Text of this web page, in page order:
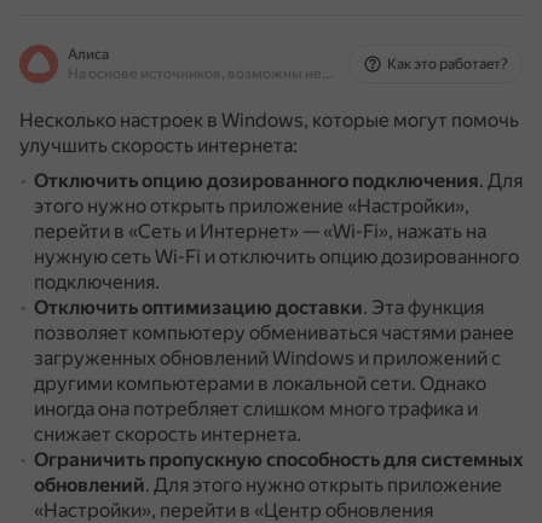
Алиса
На основе источников, возможны неточности
Как это работает?
Несколько настроек в Windows, которые могут помочь
улучшить скорость интернета:
Отключить опцию дозированного подключения. Для
этого нужно открыть приложение «Настройки»,
перейти в «Сеть и Интернет» — «Wi-Fi», нажать на
нужную сеть Wi-Fi и отключить опцию дозированного
подключения.
Отключить оптимизацию доставки. Эта функция
позволяет компьютеру обмениваться частями ранее
загруженных обновлений Windows и приложений с
другими компьютерами в локальной сети. Однако
иногда она потребляет слишком много трафика и
снижает скорость интернета.
Ограничить пропускную способность для системных
обновлений. Для этого нужно открыть приложение
«Настройки», перейти в «Центр обновления